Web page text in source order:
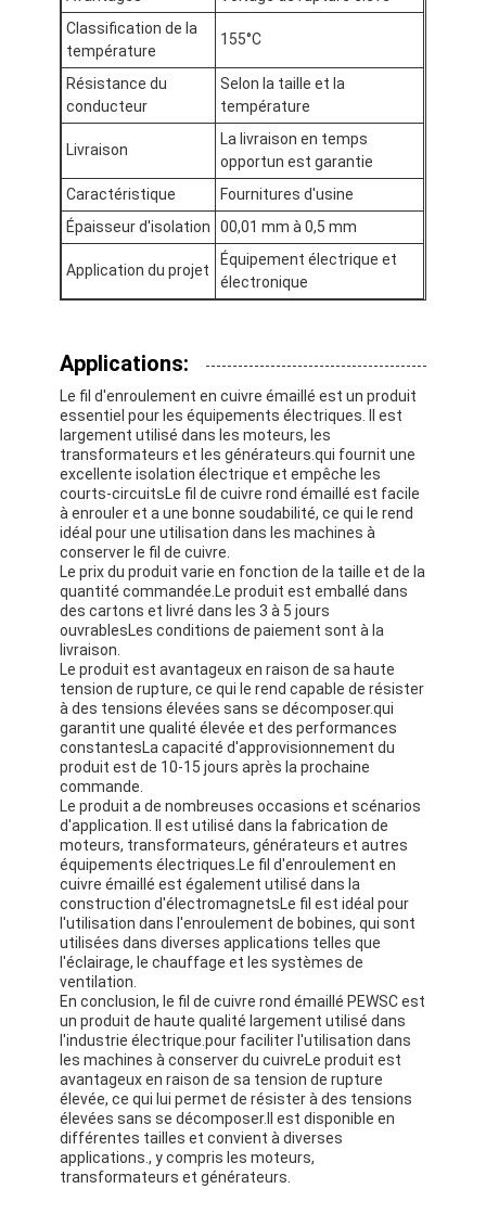
Produits
Spectacle de réalité virtuelle
À propos de nous
Contrôle de qualité
Nous contacter
Nouvelles
Les affaires
Demandez un devis
fils ronds de cuivre émaillés
Fil de laminage en cuivre émaillé
Fil de cuivre isolé par émail
fils magnétiques émaillés
fils de cuivre plat émaillés
Fil recouvert de soie
fil de litz
Fil magnétique à haute température
Classification de la
température
155°C
Résistance du
conducteur
Selon la taille et la
température
Livraison
La livraison en temps
opportun est garantie
Caractéristique
Fournitures d'usine
Épaisseur d'isolation
00,01 mm à 0,5 mm
Application du projet
Équipement électrique et
électronique
Applications:
Le fil d'enroulement en cuivre émaillé est un produit
essentiel pour les équipements électriques. Il est
largement utilisé dans les moteurs, les
transformateurs et les générateurs.qui fournit une
excellente isolation électrique et empêche les
courts-circuitsLe fil de cuivre rond émaillé est facile
à enrouler et a une bonne soudabilité, ce qui le rend
idéal pour une utilisation dans les machines à
conserver le fil de cuivre.
Le prix du produit varie en fonction de la taille et de la
quantité commandée.Le produit est emballé dans
des cartons et livré dans les 3 à 5 jours
ouvrablesLes conditions de paiement sont à la
livraison.
Le produit est avantageux en raison de sa haute
tension de rupture, ce qui le rend capable de résister
à des tensions élevées sans se décomposer.qui
garantit une qualité élevée et des performances
constantesLa capacité d'approvisionnement du
produit est de 10-15 jours après la prochaine
commande.
Le produit a de nombreuses occasions et scénarios
d'application. Il est utilisé dans la fabrication de
moteurs, transformateurs, générateurs et autres
équipements électriques.Le fil d'enroulement en
cuivre émaillé est également utilisé dans la
construction d'électromagnetsLe fil est idéal pour
l'utilisation dans l'enroulement de bobines, qui sont
utilisées dans diverses applications telles que
l'éclairage, le chauffage et les systèmes de
ventilation.
En conclusion, le fil de cuivre rond émaillé PEWSC est
un produit de haute qualité largement utilisé dans
l'industrie électrique.pour faciliter l'utilisation dans
les machines à conserver du cuivreLe produit est
avantageux en raison de sa tension de rupture
élevée, ce qui lui permet de résister à des tensions
élevées sans se décomposer.Il est disponible en
différentes tailles et convient à diverses
applications., y compris les moteurs,
transformateurs et générateurs.